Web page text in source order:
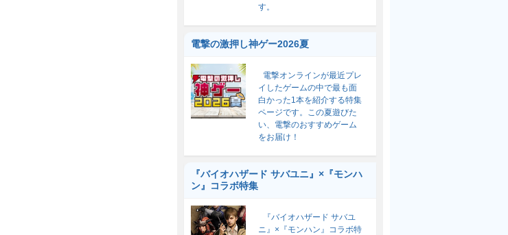
す。
電撃の激押し神ゲー2026夏
電撃オンラインが最近プレ
イしたゲームの中で最も面
白かった1本を紹介する特集
ページです。この夏遊びた
い、電撃のおすすめゲーム
をお届け！
『バイオハザード サバユニ』×『モンハ
ン』コラボ特集
『バイオハザード サバユ
ニ』×『モンハン』コラボ特